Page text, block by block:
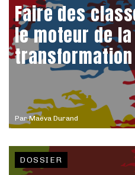
ParMaëva Durand
Faire des
le moteur de la
DOSSIER